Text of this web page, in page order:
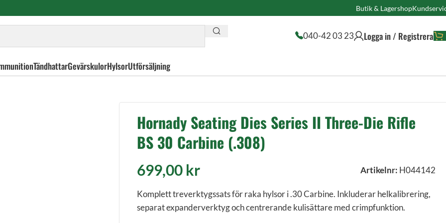
Butik & Lagershop
040-42 03 23 Logga in / Registrera
TändhattarGevärskulorHylsorUtförsäljning
II Three-Die Rifle BS 30 Carbine (.308)
Hornady Seating Dies Series II Three-Die Rifle
BS 30 Carbine (.308)
699,00 kr Artikelnr: H044142
Komplett treverktygssats för raka hylsor i .30 Carbine. Inkluderar helkalibrering,
separat expanderverktyg och centrerande kulisättare med crimpfunktion.